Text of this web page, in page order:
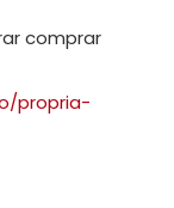
comprar
propria-